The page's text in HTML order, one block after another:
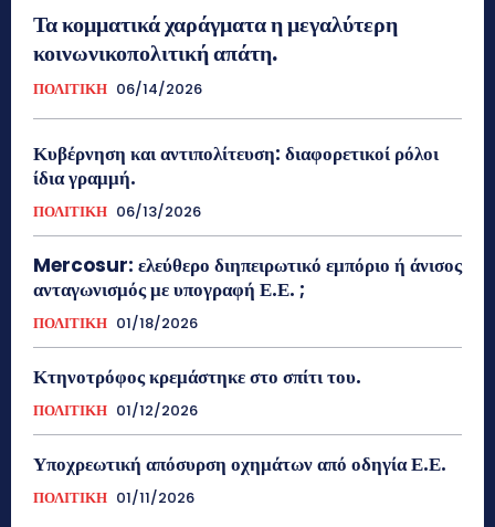
Τα κομματικά χαράγματα η μεγαλύτερη
κοινωνικοπολιτική απάτη.
ΠΟΛΙΤΙΚΗ 06/14/2026
Κυβέρνηση και αντιπολίτευση: διαφορετικοί ρόλοι
ίδια γραμμή.
ΠΟΛΙΤΙΚΗ 06/13/2026
Mercosur: ελεύθερο διηπειρωτικό εμπόριο ή άνισος
ανταγωνισμός με υπογραφή Ε.Ε. ;
ΠΟΛΙΤΙΚΗ 01/18/2026
Κτηνοτρόφος κρεμάστηκε στο σπίτι του.
ΠΟΛΙΤΙΚΗ 01/12/2026
Υποχρεωτική απόσυρση οχημάτων από οδηγία Ε.Ε.
ΠΟΛΙΤΙΚΗ 01/11/2026